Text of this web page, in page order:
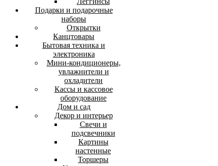
Подарки и подарочные
наборы
Открытки
Канцтовары
Бытовая техника и
электроника
Мини-кондиционеры,
увлажнители и
охладители
Кассы и кассовое
оборудование
Дом и сад
Декор и интерьер
Свечи и
подсвечники
Картины
настенные
Торшеры